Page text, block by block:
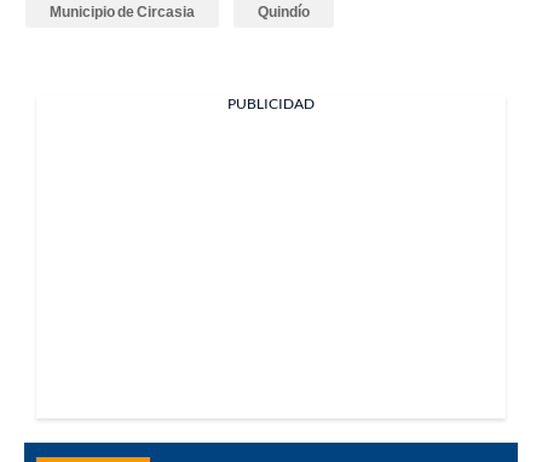
Municipio de Circasia Quindío
PUBLICIDAD